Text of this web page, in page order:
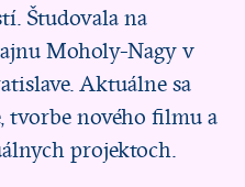
Študovala na
Moholy-Nagy v
Aktuálne sa
tvorbe nového filmu a
projektoch.